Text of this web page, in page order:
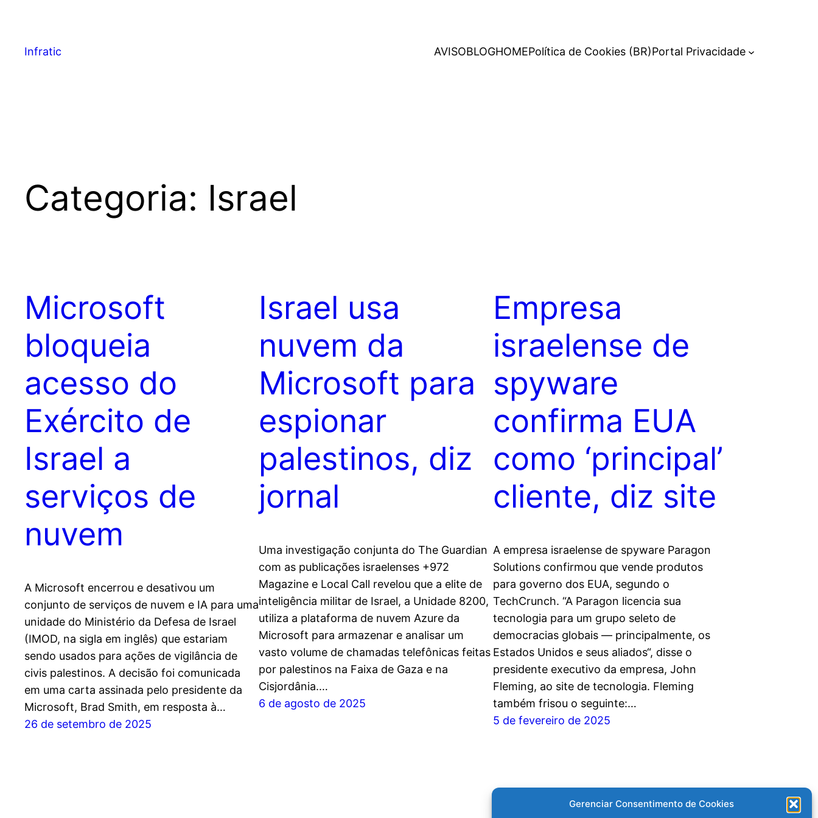
Gerenciar Consentimento de Cookies
Infratic AVISOBLOGHOMEPolítica de Cookies (BR)Portal Privacidade
Categoria: Israel
Microsoft
bloqueia
acesso do
Exército de
Israel a
serviços de
nuvem
A Microsoft encerrou e desativou um
conjunto de serviços de nuvem e IA para uma
unidade do Ministério da Defesa de Israel
(IMOD, na sigla em inglês) que estariam
sendo usados para ações de vigilância de
civis palestinos. A decisão foi comunicada
em uma carta assinada pelo presidente da
Microsoft, Brad Smith, em resposta à…
26 de setembro de 2025
Israel usa
nuvem da
Microsoft para
espionar
palestinos, diz
jornal
Uma investigação conjunta do The Guardian
com as publicações israelenses +972
Magazine e Local Call revelou que a elite de
inteligência militar de Israel, a Unidade 8200,
utiliza a plataforma de nuvem Azure da
Microsoft para armazenar e analisar um
vasto volume de chamadas telefônicas feitas
por palestinos na Faixa de Gaza e na
Cisjordânia.…
6 de agosto de 2025
Empresa
israelense de
spyware
confirma EUA
como ‘principal’
cliente, diz site
A empresa israelense de spyware Paragon
Solutions confirmou que vende produtos
para governo dos EUA, segundo o
TechCrunch. “A Paragon licencia sua
tecnologia para um grupo seleto de
democracias globais — principalmente, os
Estados Unidos e seus aliados“, disse o
presidente executivo da empresa, John
Fleming, ao site de tecnologia. Fleming
também frisou o seguinte:…
5 de fevereiro de 2025